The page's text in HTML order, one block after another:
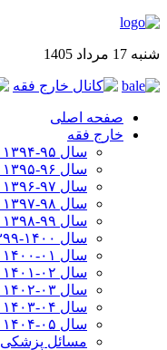
شنبه 17 مرداد 1405
صفحه اصلی
خارج فقه
سال ۹۵-۱۳۹۴ کتاب اجاره
سال ۹۶-۱۳۹۵ کتاب اجاره
سال ۹۷-۱۳۹۶ کتاب قصاص
سال ۹۸-۱۳۹۷ کتاب قصاص
سال ۹۹-۱۳۹۸‍ کتاب قضا
سال ۱۴۰۰-۱۳۹۹ کتاب قضا
سال ۰۱-۱۴۰۰ کتاب قضا
سال ۰۲-۱۴۰۱ کتاب قضاء
سال ۰۳-۱۴۰۲ کتاب شهادات
سال ۰۴-۱۴۰۳ کتاب شهادات
سال ۰۵-۱۴۰۴ فقه العقود
مسائل پزشکی